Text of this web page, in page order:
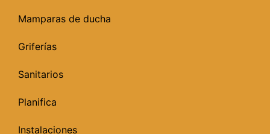
Mamparas de ducha
Griferías
Sanitarios
Planifica
Instalaciones